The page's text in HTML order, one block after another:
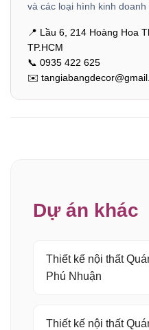
và các loại hình kinh doanh
📍 Lầu 6, 214 Hoàng Hoa
TP.HCM
📞 0935 422 625
✉️
Dự án khác
Thiết kế nội thất
Phú Nhuận
Thiết kế nội thất